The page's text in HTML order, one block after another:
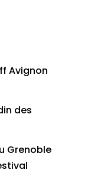
Avignon
des
Grenoble